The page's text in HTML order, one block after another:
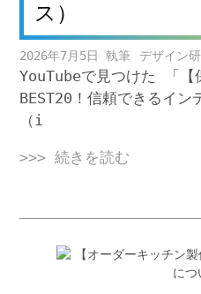
ス）
2026年7月5日 デザイン
YouTubeで見つけた 「【
BEST20！信頼できるイン
（i
>>> 続きを読む